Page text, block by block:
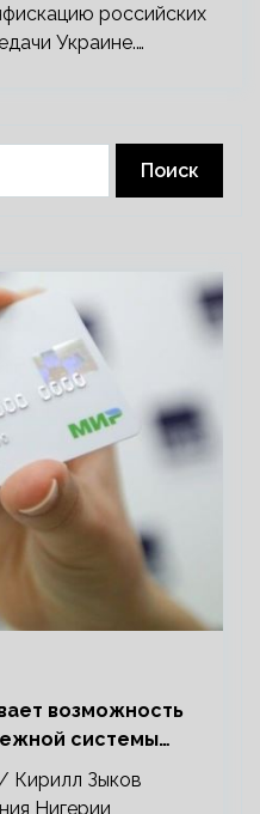
российских
Украине.…
возможность
системы
Кирилл Зыков
Нигерии